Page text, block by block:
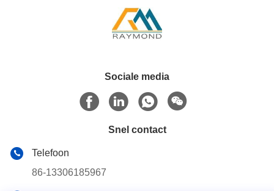
Sociale media
Snel contact
Telefoon
86-13306185967